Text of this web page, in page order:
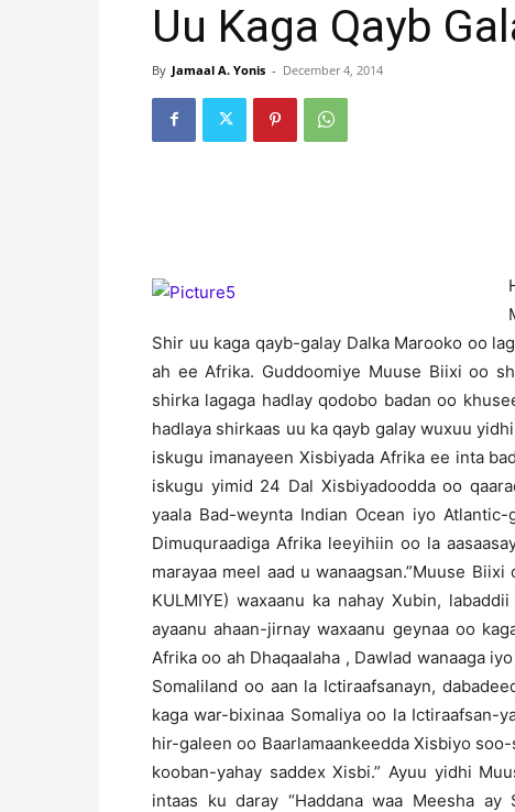
Uu Kaga Qayb
By Jamaal A. Yonis - December 4, 2014
Shir uu kaga qayb-galay Dalka Marooko oo
ah ee Afrika. Guddoomiye Muuse Biixi oo
shirka lagaga hadlay qodobo badan oo
hadlaya shirkaas uu ka qayb galay wuxuu
iskugu imanayeen Xisbiyada Afrika ee inta
iskugu yimid 24 Dal Xisbiyadoodda oo
yaala Bad-weynta Indian Ocean iyo
Dimuquraadiga Afrika leeyihiin oo la
marayaa meel aad u wanaagsan.”Muuse
KULMIYE) waxaanu ka nahay Xubin,
ayaanu ahaan-jirnay waxaanu geynaa oo
Afrika oo ah Dhaqaalaha , Dawlad wanaaga
Somaliland oo aan la Ictiraafsanayn,
kaga war-bixinaa Somaliya oo la Ictiraafsan-
hir-galeen oo Baarlamaankeedda Xisbiyo
kooban-yahay saddex Xisbi.” Ayuu yidhi
intaas ku daray “Haddana waa Meesha